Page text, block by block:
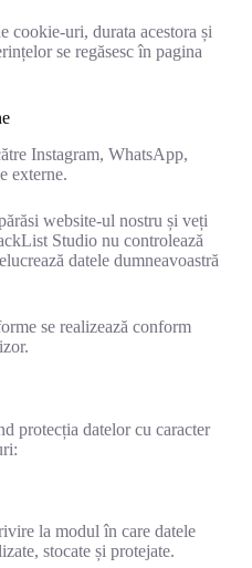
cookie-uri, durata acestora și
se regăsesc în pagina
Instagram, WhatsApp,
externe.
website-ul nostru și veți
Studio nu controlează
datele dumneavoastră
se realizează conform
protecția datelor cu caracter
la modul în care datele
stocate și protejate.